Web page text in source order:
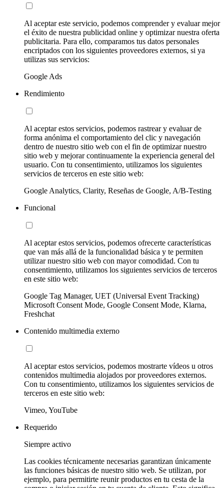
Al aceptar este servicio, podemos comprender y evaluar mejor
el éxito de nuestra publicidad online y optimizar nuestra oferta
publicitaria. Para ello, comparamos tus datos personales
encriptados con los siguientes proveedores externos, si ya
utilizas sus servicios:
Google Ads
Rendimiento
Al aceptar estos servicios, podemos rastrear y evaluar de
forma anónima el comportamiento del clic y navegación
dentro de nuestro sitio web con el fin de optimizar nuestro
sitio web y mejorar continuamente la experiencia general del
usuario. Con tu consentimiento, utilizamos los siguientes
servicios de terceros en este sitio web:
Google Analytics, Clarity, Reseñas de Google, A/B-Testing
Funcional
Al aceptar estos servicios, podemos ofrecerte características
que van más allá de la funcionalidad básica y te permiten
utilizar nuestro sitio web con mayor comodidad. Con tu
consentimiento, utilizamos los siguientes servicios de terceros
en este sitio web:
Google Tag Manager, UET (Universal Event Tracking)
Microsoft Consent Mode, Google Consent Mode, Klarna,
Freshchat
Contenido multimedia externo
Al aceptar estos servicios, podemos mostrarte vídeos u otros
contenidos multimedia alojados por proveedores externos.
Con tu consentimiento, utilizamos los siguientes servicios de
terceros en este sitio web:
Vimeo, YouTube
Requerido
Siempre activo
Las cookies técnicamente necesarias garantizan únicamente
las funciones básicas de nuestro sitio web. Se utilizan, por
ejemplo, para permitirte reunir productos en tu cesta de la